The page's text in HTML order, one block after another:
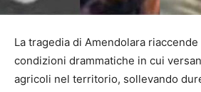
La tragedia di Amendolara
condizioni drammatiche in cui
agricoli nel territorio, sollevando